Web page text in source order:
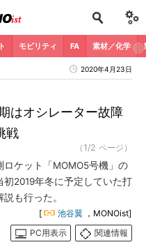
モビリティ FA 素材／化学
2020年4月23日
はオシレーター故障
戦
（1/2 ページ）
ケット「MOMO5号機」の
2019年冬に予定していた打
も行った。
[ 池谷翼 ，MONOist]
PC用表示
関連情報